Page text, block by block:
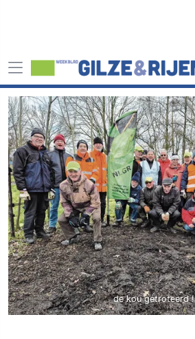
de kou getroteerd !